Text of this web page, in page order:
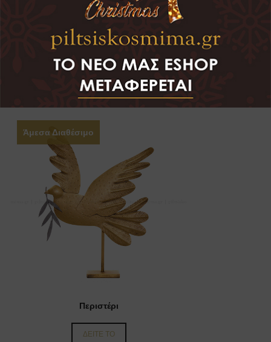
Κουκουβάγια
ΔΕΙΤΕ ΤΟ
Άμεσα Διαθέσιμο
Περιστέρι
ΔΕΙΤΕ ΤΟ